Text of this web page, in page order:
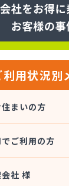
式会社/
パン株式会社/
岡山営業
ダ/
セキ 倉敷営業
セキ 児島事業
セキ 本社/
サン/
利用状況別
まいの方
ご利用の方
社 様